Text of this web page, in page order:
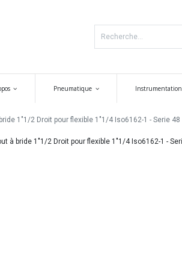
Pneumatique Instrumentation
1"1/2 Droit pour flexible 1"1/4 Iso6162-1 - Serie 48